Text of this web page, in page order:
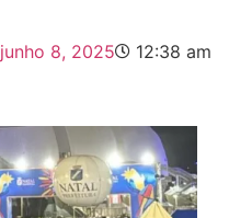
junho 8, 2025 12:38 am